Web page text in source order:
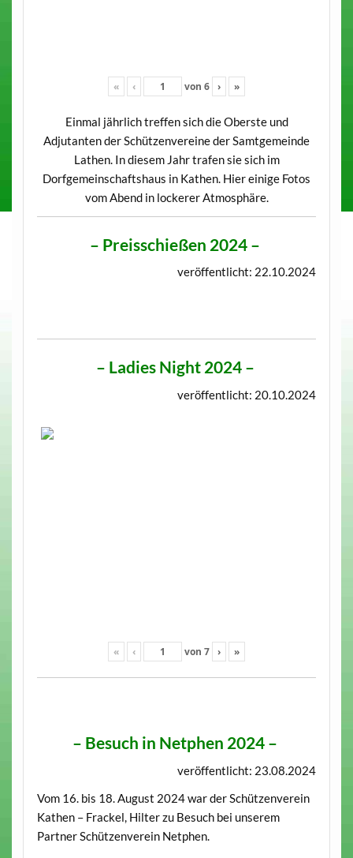
« ‹ von 6 › »
Einmal jährlich treffen sich die Oberste und
Adjutanten der Schützenvereine der Samtgemeinde
Lathen. In diesem Jahr trafen sie sich im
Dorfgemeinschaftshaus in Kathen. Hier einige Fotos
vom Abend in lockerer Atmosphäre.
– Preisschießen 2024–
veröffentlicht: 22.10.2024
– Ladies Night 2024–
veröffentlicht: 20.10.2024
« ‹ von 7 › »
– Besuch in Netphen 2024–
veröffentlicht: 23.08.2024
Vom 16. bis 18. August 2024 war der Schützenverein
Kathen – Frackel, Hilter zu Besuch bei unserem
Partner Schützenverein Netphen.